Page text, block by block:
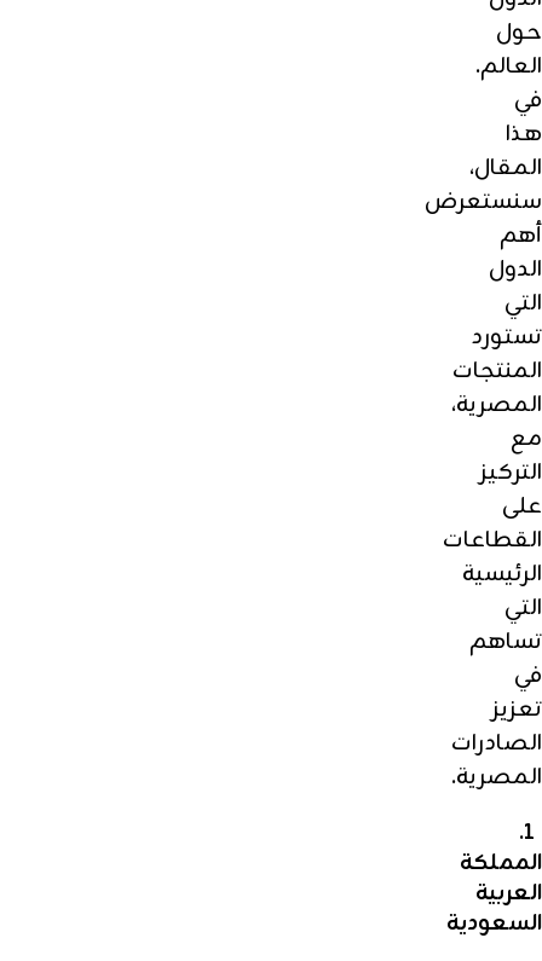
حول
العالم.
في
هذا
المقال،
سنستعرض
أهم
الدول
التي
تستورد
المنتجات
المصرية،
مع
التركيز
على
القطاعات
الرئيسية
التي
تساهم
في
تعزيز
الصادرات
المصرية.
1.
المملكة
العربية
السعودية